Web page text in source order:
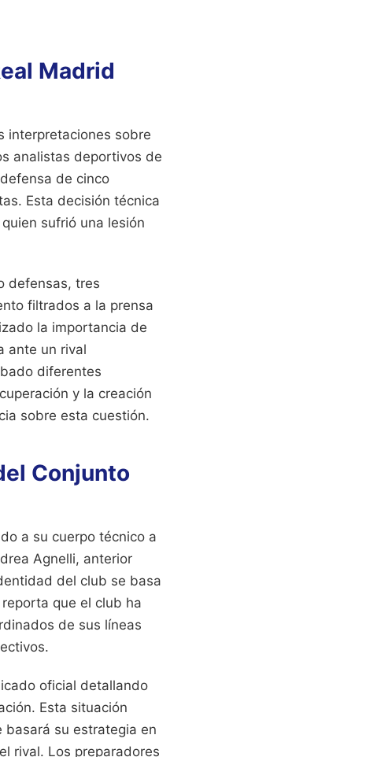
Madrid
interpretaciones sobre
analistas deportivos de
de cinco
Esta decisión técnica
sufrió una lesión
defensas, tres
filtrados a la prensa
la importancia de
ante un rival
diferentes
y la creación
sobre esta cuestión.
Conjunto
a su cuerpo técnico a
Agnelli, anterior
del club se basa
que el club ha
de sus líneas
oficial detallando
Esta situación
basará su estrategia en
rival. Los preparadores